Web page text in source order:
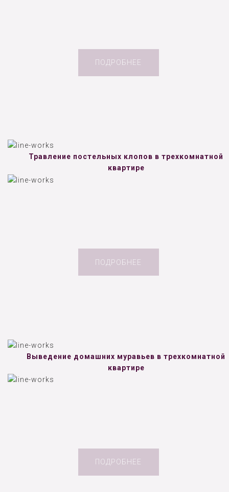
ПОДРОБНЕЕ
Травление постельных клопов в трехкомнатной
квартире
ПОДРОБНЕЕ
Выведение домашних муравьев в трехкомнатной
квартире
ПОДРОБНЕЕ